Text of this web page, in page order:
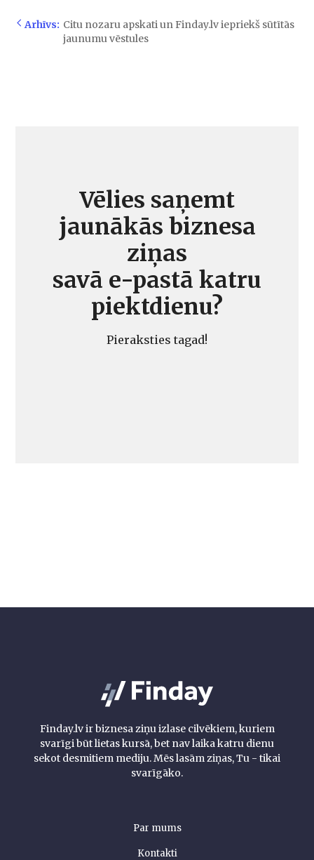
Arhīvs: Citu nozaru apskati un Finday.lv iepriekš sūtītās
jaunumu vēstules
Vēlies saņemt
jaunākās biznesa
ziņas
savā e-pastā katru
piektdienu?
Pieraksties tagad!
Finday.lv ir biznesa ziņu izlase cilvēkiem, kuriem
svarīgi būt lietas kursā, bet nav laika katru dienu
sekot desmitiem mediju. Mēs lasām ziņas, Tu - tikai
svarīgāko.
Par mums
Kontakti